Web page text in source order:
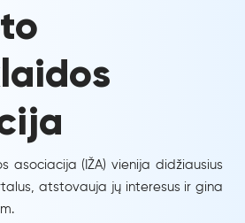
asociacija (IŽA) vienija didžiausius
atstovauja jų interesus ir gina